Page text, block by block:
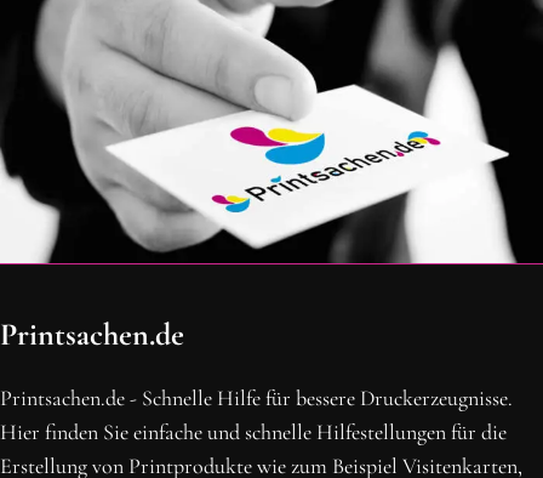
OH SCHON AM ENDE ANGEKOMMEN
BLEIBE MIT UNS IN VERBINDUNG!
Erhalte die neusten Beiträge, sichere dir Top-Angebote und
abonniere unseren Newsletter.
NEWSLETTER ABONNIEREN
Printsachen.de
Printsachen.de - Schnelle Hilfe für bessere Druckerzeugnisse.
Hier finden Sie einfache und schnelle Hilfestellungen für die
Erstellung von Printprodukte wie zum Beispiel Visitenkarten,